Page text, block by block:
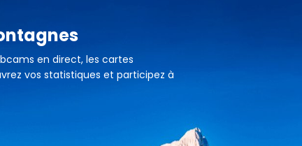
en direct, les cartes
vos statistiques et participez à